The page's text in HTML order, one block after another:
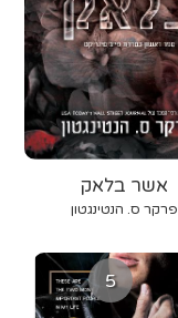
אשר בלאק
פרקר ס. הנטינגטון
5